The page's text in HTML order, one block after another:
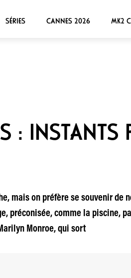
SÉRIES CANNES 2026 MK2
: INSTANTS
mais on préfère se souvenir
préconisée, comme la piscine,
Monroe, qui sort